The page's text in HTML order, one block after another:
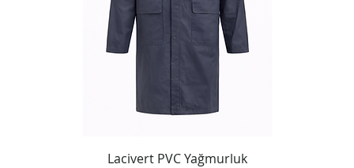
Lacivert PVC Yağmurluk